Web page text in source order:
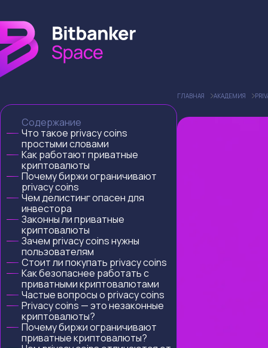
Содержание
Что такое privacy coins
простыми словами
Как работают приватные
криптовалюты
Почему биржи ограничивают
privacy coins
Чем делистинг опасен для
инвестора
Законны ли приватные
криптовалюты
Зачем privacy coins нужны
пользователям
Стоит ли покупать privacy coins
Как безопаснее работать с
приватными криптовалютами
Частые вопросы о privacy coins
Privacy coins — это незаконные
криптовалюты?
Почему биржи ограничивают
приватные криптовалюты?
ГЛАВНАЯ АКАДЕМИЯ